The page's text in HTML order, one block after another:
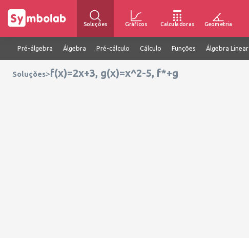
Soluções Gráficos Calculadoras Geometria
Pré-álgebra Álgebra Pré-cálculo Cálculo Funções Álgebra Linear
Soluções>f(x)=2x+3, g(x)=x^2-5, f*+g